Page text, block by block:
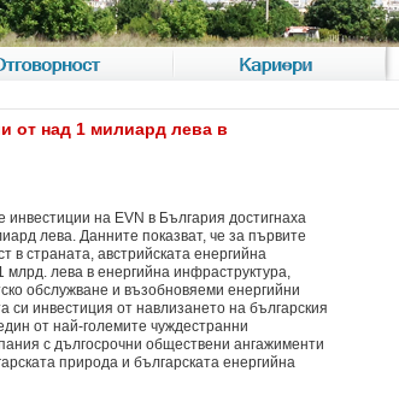
Кариери
от над 1 милиард лева в
на EVN в България достигнаха
лева. Данните показват, че за първите
в страната, австрийската енергийна
лева в енергийна инфраструктура,
обслужване и възобновяеми енергийни
инвестиция от навлизането на българския
от най-големите чуждестранни
с дългосрочни обществени ангажименти
природа и българската енергийна